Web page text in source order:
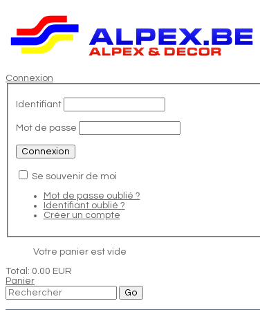
Connexion
Identifiant
Mot de passe
Se souvenir de moi
Mot de passe oublié ?
Identifiant oublié ?
Créer un compte
Votre panier est vide
Total: 0.00 EUR
Panier